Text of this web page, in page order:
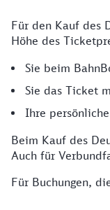
Für den Kauf des
Höhe des
Sie beim
Sie das Ticket
Ihre
Beim Kauf des
Auch für
Für Buchungen,